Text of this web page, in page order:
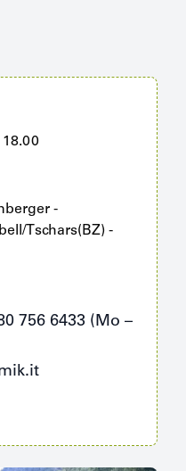
18.00
-
Tschars(BZ) -
756 6433 (Mo –